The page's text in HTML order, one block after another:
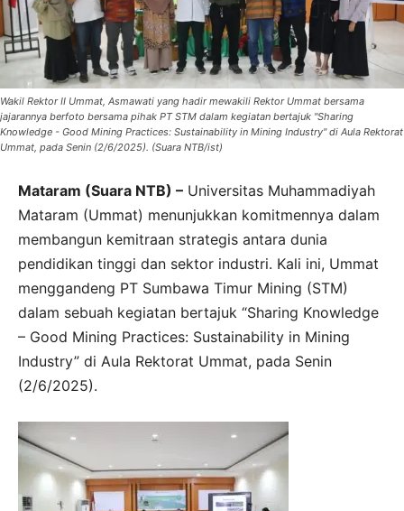
Wakil Rektor II Ummat, Asmawati yang hadir mewakili Rektor Ummat bersama
jajarannya berfoto bersama pihak PT STM dalam kegiatan bertajuk "Sharing
Knowledge - Good Mining Practices: Sustainability in Mining Industry" di Aula Rektorat
Ummat, pada Senin (2/6/2025). (Suara NTB/ist)
Mataram (Suara NTB) – Universitas Muhammadiyah
Mataram (Ummat) menunjukkan komitmennya dalam
membangun kemitraan strategis antara dunia
pendidikan tinggi dan sektor industri. Kali ini, Ummat
menggandeng PT Sumbawa Timur Mining (STM)
dalam sebuah kegiatan bertajuk “Sharing Knowledge
– Good Mining Practices: Sustainability in Mining
Industry” di Aula Rektorat Ummat, pada Senin
(2/6/2025).